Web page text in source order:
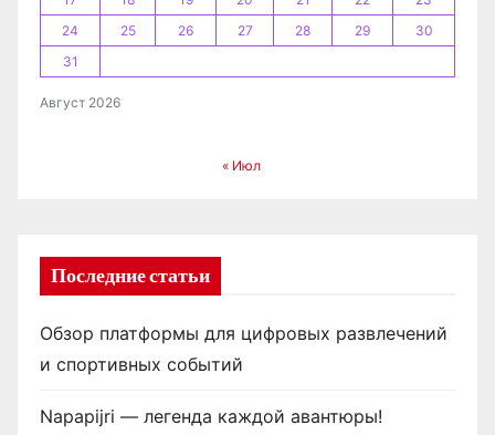
Август 2026
24
25 26 27 28 29
30
31
« Июл
Последние статьи
Обзор платформы для цифровых развлечений
и спортивных событий
Napapijri — легенда каждой авантюры!